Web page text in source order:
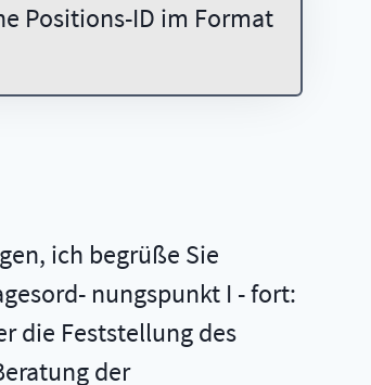
Positions-ID im Format
ich begrüße Sie
nungspunkt I - fort:
die Feststellung des
der